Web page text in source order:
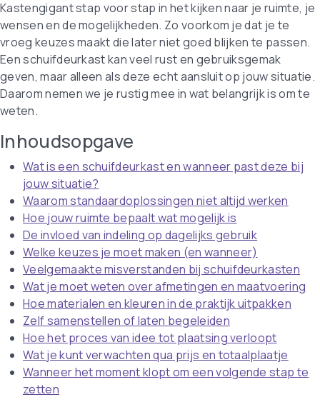
Kastengigant stap voor stap in het kijken naar je ruimte, je
wensen en de mogelijkheden. Zo voorkom je dat je te
vroeg keuzes maakt die later niet goed blijken te passen.
Een schuifdeurkast kan veel rust en gebruiksgemak
geven, maar alleen als deze echt aansluit op jouw situatie.
Daarom nemen we je rustig mee in wat belangrijk is om te
weten.
Inhoudsopgave
Wat is een schuifdeurkast en wanneer past deze bij
jouw situatie?
Waarom standaardoplossingen niet altijd werken
Hoe jouw ruimte bepaalt wat mogelijk is
De invloed van indeling op dagelijks gebruik
Welke keuzes je moet maken (en wanneer)
Veelgemaakte misverstanden bij schuifdeurkasten
Wat je moet weten over afmetingen en maatvoering
Hoe materialen en kleuren in de praktijk uitpakken
Zelf samenstellen of laten begeleiden
Hoe het proces van idee tot plaatsing verloopt
Wat je kunt verwachten qua prijs en totaalplaatje
Wanneer het moment klopt om een volgende stap te
zetten